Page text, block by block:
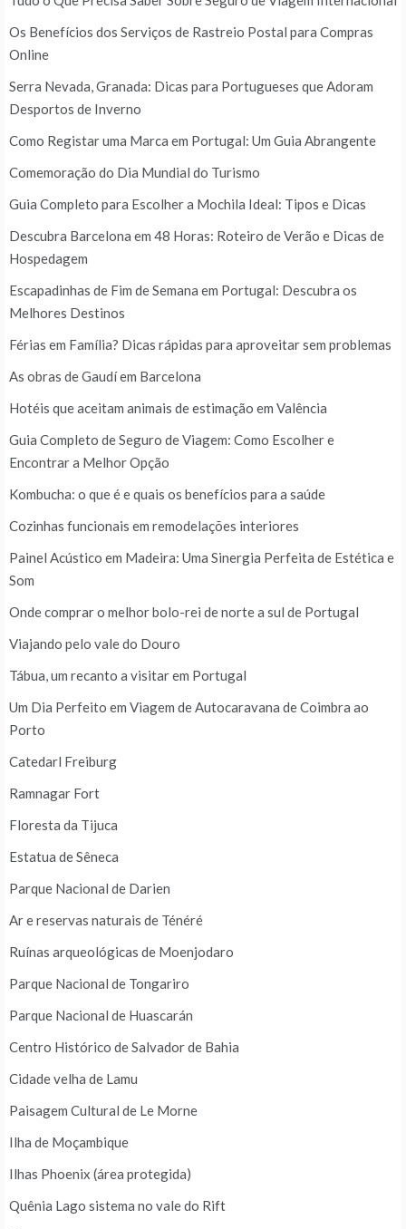
Os Benefícios dos Serviços de Rastreio Postal para Compras
Online
Serra Nevada, Granada: Dicas para Portugueses que Adoram
Desportos de Inverno
Como Registar uma Marca em Portugal: Um Guia Abrangente
Comemoração do Dia Mundial do Turismo
Guia Completo para Escolher a Mochila Ideal: Tipos e Dicas
Descubra Barcelona em 48 Horas: Roteiro de Verão e Dicas de
Hospedagem
Escapadinhas de Fim de Semana em Portugal: Descubra os
Melhores Destinos
Férias em Família? Dicas rápidas para aproveitar sem problemas
As obras de Gaudí em Barcelona
Hotéis que aceitam animais de estimação em Valência
Guia Completo de Seguro de Viagem: Como Escolher e
Encontrar a Melhor Opção
Kombucha: o que é e quais os benefícios para a saúde
Cozinhas funcionais em remodelações interiores
Painel Acústico em Madeira: Uma Sinergia Perfeita de Estética e
Som
Onde comprar o melhor bolo-rei de norte a sul de Portugal
Viajando pelo vale do Douro
Tábua, um recanto a visitar em Portugal
Um Dia Perfeito em Viagem de Autocaravana de Coimbra ao
Porto
Catedarl Freiburg
Ramnagar Fort
Floresta da Tijuca
Estatua de Sêneca
Parque Nacional de Darien
Ar e reservas naturais de Ténéré
Ruínas arqueológicas de Moenjodaro
Parque Nacional de Tongariro
Parque Nacional de Huascarán
Centro Histórico de Salvador de Bahia
Cidade velha de Lamu
Paisagem Cultural de Le Morne
Ilha de Moçambique
Ilhas Phoenix (área protegida)
Quênia Lago sistema no vale do Rift